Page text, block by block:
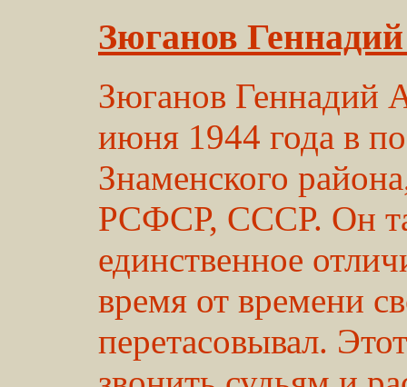
Зюганов
Зюганов Геннадий
июня 1944 года в
Знаменского
РСФСР, СССР. Он
единственное
время от времени
перетасовывал.